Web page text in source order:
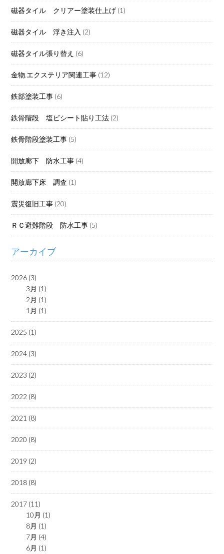
磁器タイル クリアー塗装仕上げ (1)
磁器タイル 浮き注入 (2)
磁器タイル張り替え (6)
金物.エクステリア関連工事 (12)
鉄部塗装工事 (6)
鉄骨階段 塩ビシート貼り工法 (2)
鉄骨階段塗装工事 (5)
開放廊下 防水工事 (4)
開放廊下床 調査 (1)
震災復旧工事 (20)
ＲＣ避難階段 防水工事 (5)
アーカイブ
2026 (3)
3月 (1)
2月 (1)
1月 (1)
2025 (1)
2024 (3)
2023 (2)
2022 (8)
2021 (8)
2020 (8)
2019 (2)
2018 (8)
2017 (11)
10月 (1)
8月 (1)
7月 (4)
6月 (1)